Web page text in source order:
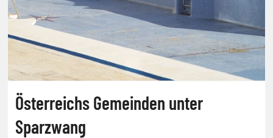
Österreichs Gemeinden unter
Sparzwang